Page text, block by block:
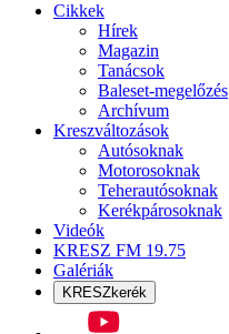
Cikkek
Hírek
Magazin
Tanácsok
Baleset-megelőzés
Archívum
Kreszváltozások
Autósoknak
Motorosoknak
Teherautósoknak
Kerékpárosoknak
Videók
KRESZ FM 19.75
Galériák
KRESZkerék